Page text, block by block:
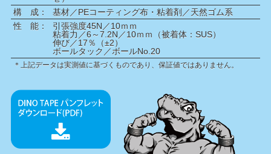
構 成：
基材／PEコーティング布・粘着剤／天然ゴム系
性 能：
引張強度45N／10ｍｍ
粘着力／6～7.2N／10ｍｍ（被着体：SUS）
伸び／17％（±2）
ボールタック／ボールNo.20
＊上記データは実測値に基づくものであり、保証値ではありません。